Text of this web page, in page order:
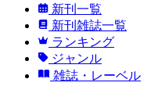
新刊一覧
新刊雑誌一覧
ランキング
ジャンル
雑誌・レーベル